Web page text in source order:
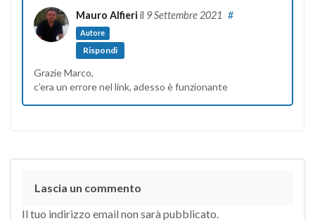
Mauro Alfieri il 9 Settembre 2021
Autore
#
Rispondi
Grazie Marco,
c’era un errore nel link, adesso è funzionante
Lascia un commento
Il tuo indirizzo email non sarà pubblicato.